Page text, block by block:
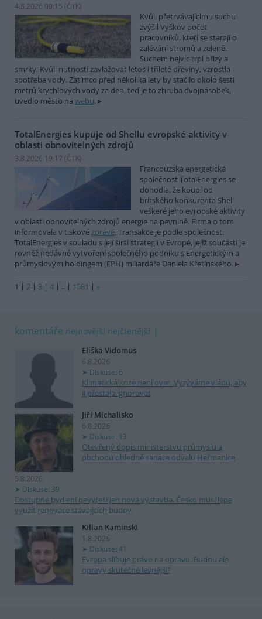
4.8.2026 00:15 (ČTK)
Kvůli přetrvávajícímu suchu
zvýšil Vyškov počet
pracovníků, kteří se starají o
zalévání stromů a zeleně.
Suchem nejvíc trpí břízy a
smrky. Kvůli nutnosti zavlažovat letos i tříleté dřeviny, vzrostla
spotřeba vody. Zatímco před několika lety by stačilo okolo šesti
metrů krychlových vody za den, teď je to zhruba dvojnásobek,
uvedlo město na webu.
TotalEnergies kupuje od Shellu evropské aktivity v
oblasti obnovitelných zdrojů
3.8.2026 19:17 (ČTK)
Francouzská energetická
společnost TotalEnergies se
dohodla, že koupí od
britského konkurenta Shell
veškeré jeho evropské aktivity
v oblasti obnovitelných zdrojů energie na pevnině. Firma o tom
informovala v tiskovézprávě. Transakce je podle společnosti
TotalEnergies v souladu s její širší strategií v Evropě, jejíž součástí je
rovněž nedávné vytvoření společného podniku s Energetickým a
průmyslovým holdingem (EPH) miliardáře Daniela Křetínského.
1 | 2 | 3 | 4 | .. | 1581 | »
komentáře nejnovější nejčtenější
Eliška Vidomus
6.8.2026
Diskuse: 6
Klimatická krize není over. Vyzýváme vládu, aby
ji přestala ignorovat
Jiří Michalisko
6.8.2026
Diskuse: 13
Otevřený dopis ministerstvu průmyslu a
obchodu ohledně sanace odvalu Heřmanice
5.8.2026
Diskuse: 39
Dostupné bydlení nevyřeší jen nová výstavba. Česko musí lépe
využít renovace stávajících budov
Kilian Kaminski
1.8.2026
Diskuse: 41
Evropa slibuje právo na opravu. Budou ale
opravy skutečně levnější?